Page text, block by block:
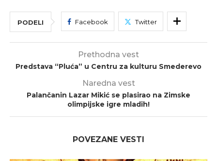
PODELI Facebook Twitter
Prethodna vest
Predstava “Pluća” u Centru za kulturu Smederevo
Naredna vest
Palančanin Lazar Mikić se plasirao na Zimske
olimpijske igre mladih!
POVEZANE VESTI